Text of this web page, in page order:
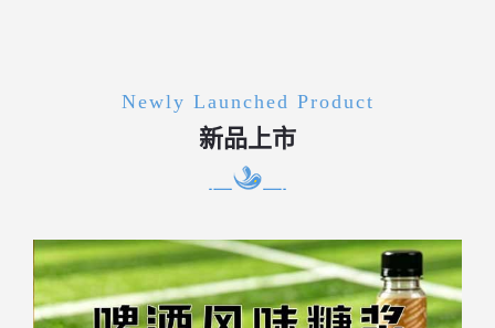
Newly Launched Product
新品上市